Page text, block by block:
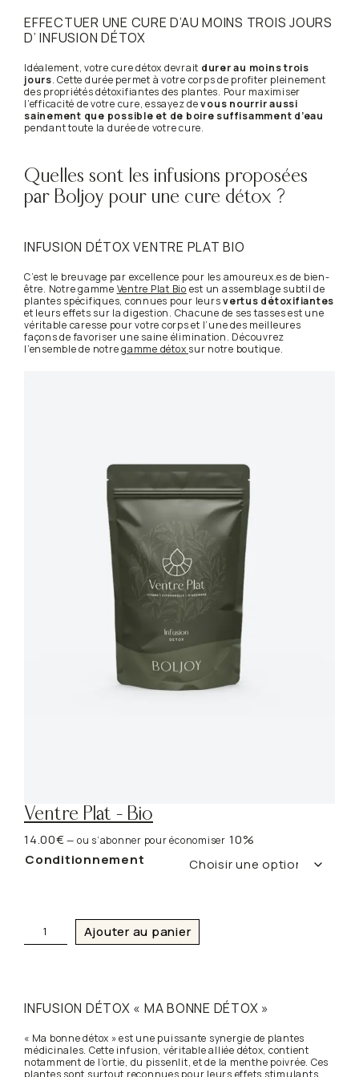
EFFECTUER UNE CURE D’AU MOINS TROIS JOURS
D’ INFUSION DÉTOX
Idéalement, votre cure détox devrait durer au moins trois
jours. Cette durée permet à votre corps de profiter pleinement
des propriétés détoxifiantes des plantes. Pour maximiser
l’efficacité de votre cure, essayez devous nourrir aussi
sainement que possible et de boire suffisamment d’eau
pendant toute la durée de votre cure.
Quelles sont les infusions proposées
par Boljoy pour une cure détox ?
INFUSION DÉTOX VENTRE PLAT BIO
C’est le breuvage par excellence pour les amoureux.es de bien-
être. Notre gamme Ventre Plat Bio est un assemblage subtil de
plantes spécifiques, connues pour leursvertus détoxifiantes
et leurs effets sur la digestion. Chacune de ses tasses est une
véritable caresse pour votre corps et l’une des meilleures
façons de favoriser une saine élimination. Découvrez
l’ensemble de notregamme détox sur notre boutique.
Ventre Plat – Bio
14.00€— ou s’abonner pour économiser 10%
Conditionnement
t
d
e
V
Ajouter au panier
INFUSION DÉTOX « MA BONNE DÉTOX »
« Ma bonne détox » est une puissante synergie de plantes
médicinales. Cette infusion, véritable alliée détox, contient
notamment de l’ortie, du pissenlit, et de la menthe poivrée. Ces
plantes sont surtout reconnues pour leurs effets stimulants